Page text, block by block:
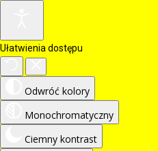
Ułatwienia dostępu
Odwróć kolory
Monochromatyczny
Ciemny kontrast